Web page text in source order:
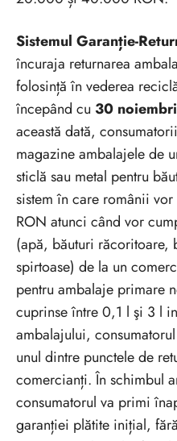
Sistemul Garanție-
încuraja returnarea
folosință în vederea
începând cu 30
această dată,
magazine ambalajele de
sticlă sau metal pentru
sistem în care românii
RON atunci când vor
(apă, băuturi
spirtoase) de la un
pentru ambalaje primare
cuprinse între 0,1 l şi 3 l
ambalajului,
unul dintre punctele de
comercianți. În schimbul
consumatorul va primi
garanției plătite inițial,